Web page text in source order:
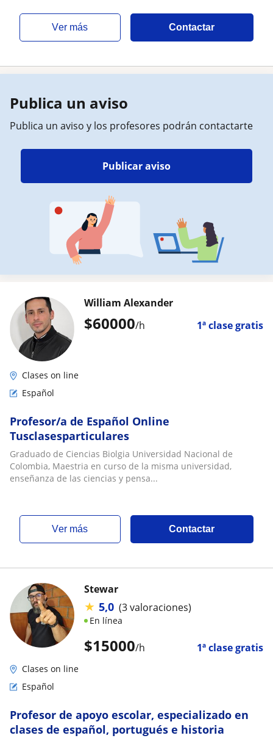
ver más Contactar
Publica un aviso
Publica un aviso y los profesores podrán contactarte
Publicar aviso
$60000/h 1ª clase gratis
William Alexander
Clases on line
Español
Profesor/a de Español Online
Tusclasesparticulares
Graduado de Ciencias Biolgia Universidad Nacional de
Colombia, Maestria en curso de la misma universidad,
enseñanza de las ciencias y pensa...
ver más Contactar
$15000/h 1ª clase gratis
Stewar
★ 5,0 (3 valoraciones)
En línea
Clases on line
Español
Profesor de apoyo escolar, especializado en
clases de español, portugués e historia